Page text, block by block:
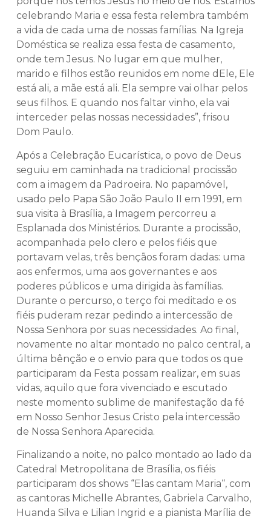
celebrando Maria e essa festa relembra também
a vida de cada uma de nossas famílias. Na Igreja
Doméstica se realiza essa festa de casamento,
onde tem Jesus. No lugar em que mulher,
marido e filhos estão reunidos em nome dEle, Ele
está ali, a mãe está ali. Ela sempre vai olhar pelos
seus filhos. E quando nos faltar vinho, ela vai
interceder pelas nossas necessidades”, frisou
Dom Paulo.
Após a Celebração Eucarística, o povo de Deus
seguiu em caminhada na tradicional procissão
com a imagem da Padroeira. No papamóvel,
usado pelo Papa São João Paulo II em 1991, em
sua visita à Brasília, a Imagem percorreu a
Esplanada dos Ministérios. Durante a procissão,
acompanhada pelo clero e pelos fiéis que
portavam velas, três bençãos foram dadas: uma
aos enfermos, uma aos governantes e aos
poderes públicos e uma dirigida às famílias.
Durante o percurso, o terço foi meditado e os
fiéis puderam rezar pedindo a intercessão de
Nossa Senhora por suas necessidades. Ao final,
novamente no altar montado no palco central, a
última bênção e o envio para que todos os que
participaram da Festa possam realizar, em suas
vidas, aquilo que fora vivenciado e escutado
neste momento sublime de manifestação da fé
em Nosso Senhor Jesus Cristo pela intercessão
de Nossa Senhora Aparecida.
Finalizando a noite, no palco montado ao lado da
Catedral Metropolitana de Brasília, os fiéis
participaram dos shows “Elas cantam Maria“, com
as cantoras Michelle Abrantes, Gabriela Carvalho,
Huanda Silva e Lilian Ingrid e a pianista Marília de